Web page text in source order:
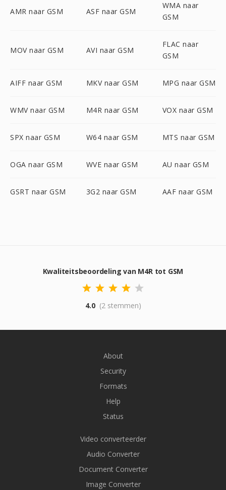
AMR naar GSM ASF naar GSM
WMA naar
GSM
MOV naar GSM AVI naar GSM
FLAC naar
GSM
AIFF naar GSM MKV naar GSM MPG naar GSM
WMV naar GSM M4R naar GSM VOX naar GSM
SPX naar GSM W64 naar GSM MTS naar GSM
OGA naar GSM WVE naar GSM AU naar GSM
GSRT naar GSM 3G2 naar GSM AAF naar GSM
Kwaliteitsbeoordeling van M4R tot GSM
4.0 (2 stemmen)
About
Security
Formats
Help
Status
Video converteerder
Audio Converter
Document Converter
Image Converter